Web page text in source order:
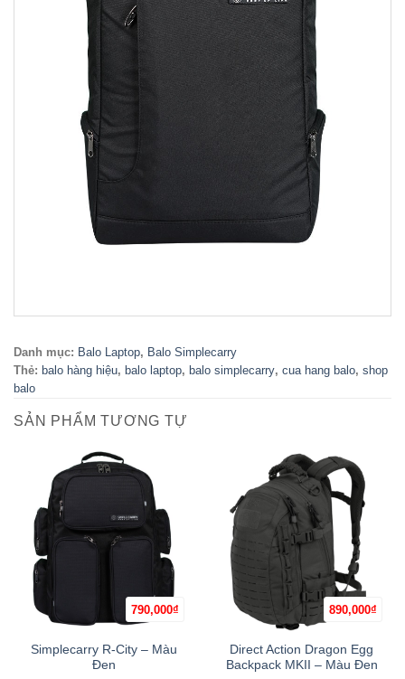
Danh mục: Balo Laptop, Balo Simplecarry
Thẻ: balo hàng hiệu, balo laptop, balo simplecarry, cua hang balo, shop
balo
SẢN PHẨM TƯƠNG TỰ
790,000₫
Simplecarry R-City – Màu
Đen
890,000₫
Direct Action Dragon Egg
Backpack MKII – Màu Đen